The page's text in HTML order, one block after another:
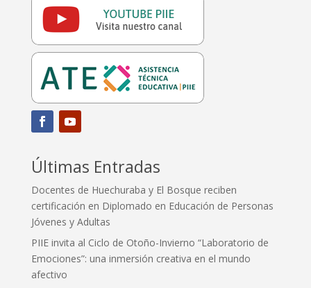
Últimas Entradas
Docentes de Huechuraba y El Bosque reciben
certificación en Diplomado en Educación de Personas
Jóvenes y Adultas
PIIE invita al Ciclo de Otoño-Invierno “Laboratorio de
Emociones”: una inmersión creativa en el mundo
afectivo